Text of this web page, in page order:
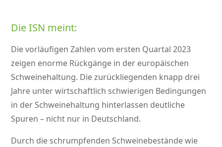
Die ISN meint:
Die vorläufigen Zahlen vom ersten Quartal 2023
zeigen enorme Rückgänge in der europäischen
Schweinehaltung. Die zurückliegenden knapp drei
Jahre unter wirtschaftlich schwierigen Bedingungen
in der Schweinehaltung hinterlassen deutliche
Spuren – nicht nur in Deutschland.
Durch die schrumpfenden Schweinebestände wie